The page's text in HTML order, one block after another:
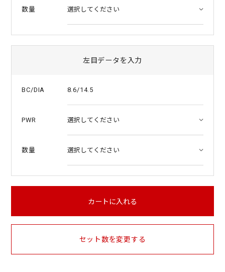
数量
左目データを入力
BC/DIA 8.6/14.5
PWR
数量
カートに入れる
セット数を変更する